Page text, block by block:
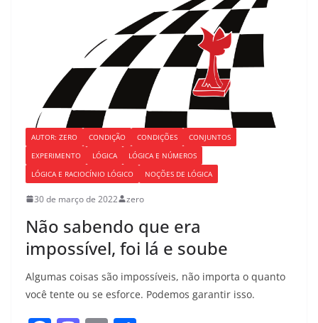
AUTOR: ZERO CONDIÇÃO CONDIÇÕES
CONJUNTOS
EXPERIMENTO
LÓGICA
LÓGICA E NÚMEROS
LÓGICA E RACIOCÍNIO LÓGICO
NOÇÕES DE LÓGICA
30 de março de 2022 zero
Não sabendo que era
impossível, foi lá e soube
Algumas coisas são impossíveis, não importa o quanto
você tente ou se esforce. Podemos garantir isso.